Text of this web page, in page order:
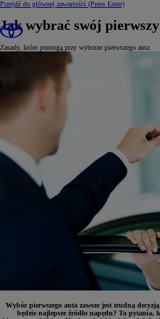
Przejdź do głównej zawartości (Press Enter)
Jak wybrać swój pierwszy
Zasady, które pomogą przy wyborze pierwszego auta
Wybór pierwszego auta zawsze jest trudną
będzie najlepsze źródło napędu? To